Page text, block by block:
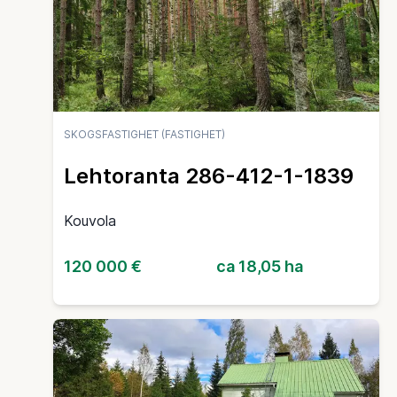
SKOGSFASTIGHET (FASTIGHET)
Lehtoranta 286-412-1-1839
Kouvola
120 000 € ca 18,05 ha